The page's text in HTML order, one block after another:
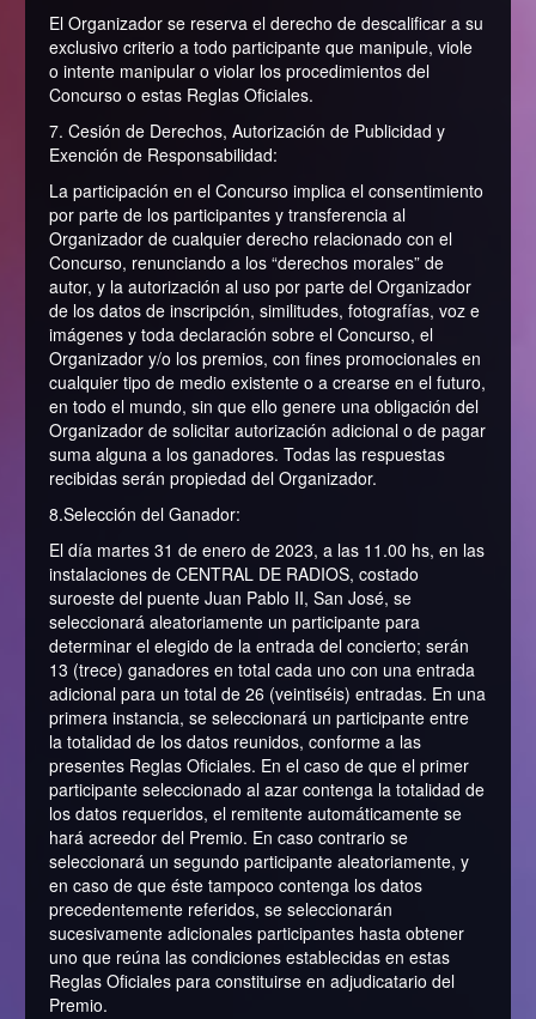
El Organizador se reserva el derecho de descalificar a su
exclusivo criterio a todo participante que manipule, viole
o intente manipular o violar los procedimientos del
Concurso o estas Reglas Oficiales.
7. Cesión de Derechos, Autorización de Publicidad y
Exención de Responsabilidad:
La participación en el Concurso implica el consentimiento
por parte de los participantes y transferencia al
Organizador de cualquier derecho relacionado con el
Concurso, renunciando a los “derechos morales” de
autor, y la autorización al uso por parte del Organizador
de los datos de inscripción, similitudes, fotografías, voz e
imágenes y toda declaración sobre el Concurso, el
Organizador y/o los premios, con fines promocionales en
cualquier tipo de medio existente o a crearse en el futuro,
en todo el mundo, sin que ello genere una obligación del
Organizador de solicitar autorización adicional o de pagar
suma alguna a los ganadores. Todas las respuestas
recibidas serán propiedad del Organizador.
8.Selección del Ganador:
El día martes 31 de enero de 2023, a las 11.00 hs, en las
instalaciones de CENTRAL DE RADIOS, costado
suroeste del puente Juan Pablo II, San José, se
seleccionará aleatoriamente un participante para
determinar el elegido de la entrada del concierto; serán
13 (trece) ganadores en total cada uno con una entrada
adicional para un total de 26 (veintiséis) entradas. En una
primera instancia, se seleccionará un participante entre
la totalidad de los datos reunidos, conforme a las
presentes Reglas Oficiales. En el caso de que el primer
participante seleccionado al azar contenga la totalidad de
los datos requeridos, el remitente automáticamente se
hará acreedor del Premio. En caso contrario se
seleccionará un segundo participante aleatoriamente, y
en caso de que éste tampoco contenga los datos
precedentemente referidos, se seleccionarán
sucesivamente adicionales participantes hasta obtener
uno que reúna las condiciones establecidas en estas
Reglas Oficiales para constituirse en adjudicatario del
Premio.